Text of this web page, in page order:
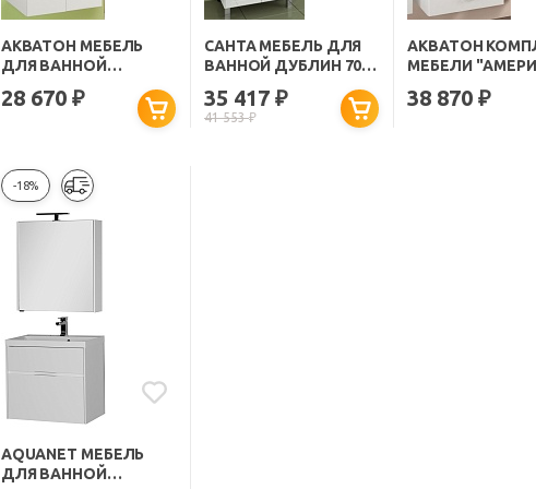
АКВАТОН МЕБЕЛЬ
ДЛЯ ВАННОЙ
"ОПТИМА 70" БЕЛАЯ
28 670 ₽
САНТА МЕБЕЛЬ ДЛЯ
ВАННОЙ ДУБЛИН 70,
ЯЩИК, СВЕТ
35 417 ₽
41 553₽
АКВАТОН
МЕБЕЛИ
38 870₽
-18%
AQUANET МЕБЕЛЬ
ДЛЯ ВАННОЙ